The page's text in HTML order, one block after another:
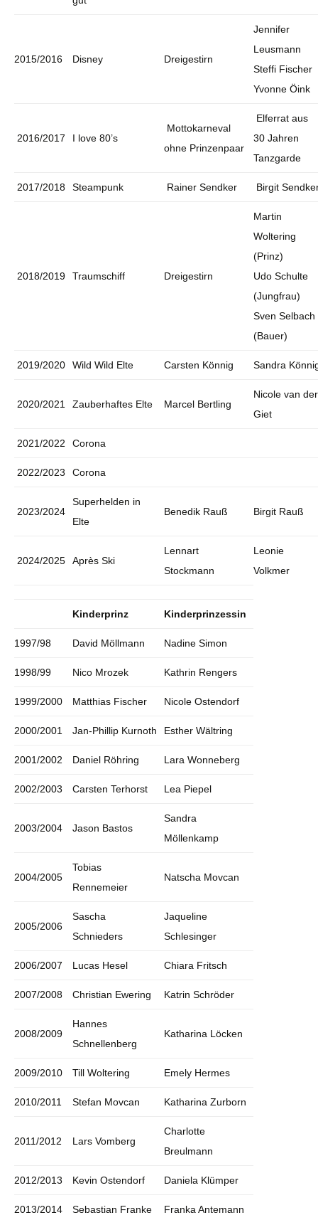
2015/2016 Disney Dreigestirn
Jennifer
Leusmann
Steffi Fischer
Yvonne Öink
2016/2017 I love 80’s
Mottokarneval
ohne Prinzenpaar
Elferrat aus
30 Jahren
Tanzgarde
2017/2018 Steampunk Rainer Sendker Birgit
2018/2019 Traumschiff Dreigestirn
Martin
Woltering
(Prinz)
Udo Schulte
(Jungfrau)
Sven Selbach
(Bauer)
2019/2020 Wild Wild Elte Carsten Könnig Sandra
2020/2021 Zauberhaftes Elte Marcel Bertling
Nicole van der
Giet
2021/2022 Corona
2022/2023 Corona
2023/2024
Superhelden in
Elte
Benedik Rauß Birgit Rauß
2024/2025 Après Ski
Lennart
Stockmann
Leonie
Volkmer
Kinderprinz Kinderprinzessin
1997/98 David Möllmann Nadine Simon
1998/99 Nico Mrozek Kathrin Rengers
1999/2000 Matthias Fischer Nicole Ostendorf
2000/2001 Jan-Phillip Kurnoth Esther Wältring
2001/2002 Daniel Röhring Lara Wonneberg
2002/2003 Carsten Terhorst Lea Piepel
2003/2004 Jason Bastos
Sandra
Möllenkamp
2004/2005
Tobias
Rennemeier
Natscha Movcan
2005/2006
Sascha
Schnieders
Jaqueline
Schlesinger
2006/2007 Lucas Hesel Chiara Fritsch
2007/2008 Christian Ewering Katrin Schröder
2008/2009
Hannes
Schnellenberg
Katharina Löcken
2009/2010 Till Woltering Emely Hermes
2010/2011 Stefan Movcan Katharina Zurborn
2011/2012 Lars Vomberg
Charlotte
Breulmann
2012/2013 Kevin Ostendorf Daniela Klümper
2013/2014 Sebastian Franke Franka Antemann